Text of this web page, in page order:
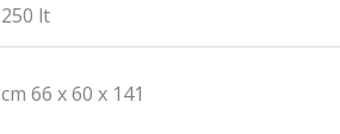
250 lt
cm 66 x 60 x 141